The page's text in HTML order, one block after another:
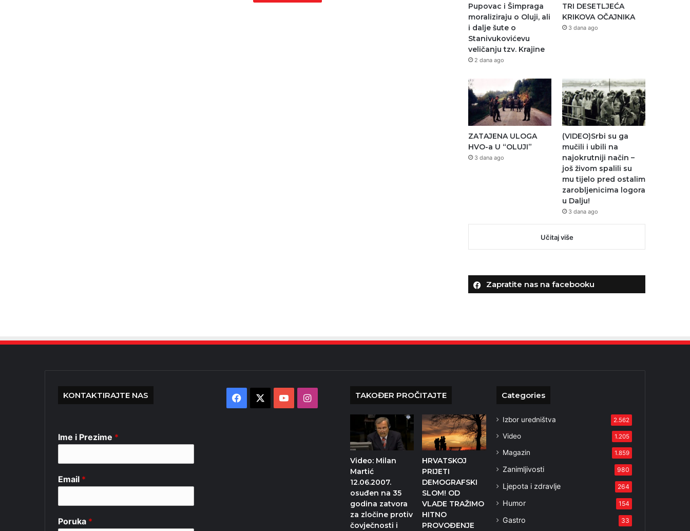
Pupovac i Šimpraga
moraliziraju o Oluji, ali
i dalje šute o
Stanivukovićevu
veličanju tzv. Krajine
2 dana ago
TRI DESETLJEĆA
KRIKOVA OČAJNIKA
3 dana ago
ZATAJENA ULOGA
HVO-a U “OLUJI”
3 dana ago
(VIDEO)Srbi su ga
mučili i ubili na
najokrutniji način –
još živom spalili su
mu tijelo pred ostalim
zarobljenicima logora
u Dalju!
3 dana ago
Učitaj više
Zapratite nas na facebooku
KONTAKTIRAJTE NAS
Ime i Prezime *
Email *
Poruka *
Facebook YouTubeInstagram TAKOĐER PROČITAJTE
Video: Milan
Martić
12.06.2007.
osuđen na 35
godina zatvora
za zločine protiv
čovječnosti i
HRVATSKOJ
PRIJETI
DEMOGRAFSKI
SLOM! OD
VLADE TRAŽIMO
HITNO
PROVOĐENJE
Categories
Izbor uredništva 2.562
Video 1.205
Magazin 1.859
Zanimljivosti 980
Ljepota i zdravlje 264
Humor 154
Gastro 33